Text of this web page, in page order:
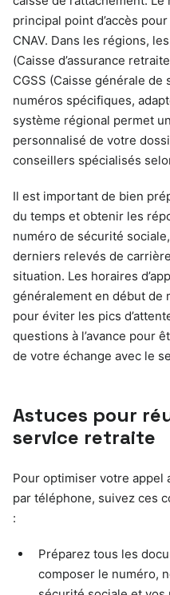
principal point d’accès
CNAV. Dans les régions,
(Caisse d’assurance
CGSS (Caisse générale
numéros spécifiques,
système régional permet
personnalisé de votre
conseillers spécialisés
Il est important de bien
du temps et obtenir les
numéro de sécurité
derniers relevés de
situation. Les horaires
généralement en début de
pour éviter les pics
questions à l’avance pour
de votre échange avec le
Astuces pour
service retraite
Pour optimiser votre appel
par téléphone, suivez ces
:
Préparez tous les
composer le numéro,